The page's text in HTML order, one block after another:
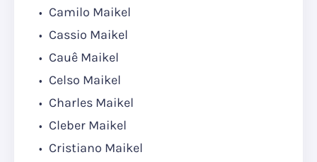
Camilo Maikel
Cassio Maikel
Cauê Maikel
Celso Maikel
Charles Maikel
Cleber Maikel
Cristiano Maikel